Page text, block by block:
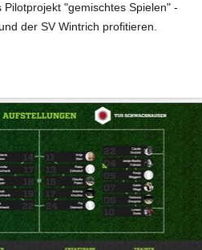
Pilotprojekt "gemischtes Spielen" -
der SV Wintrich profitieren.